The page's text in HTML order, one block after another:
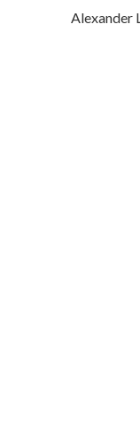
Alexander